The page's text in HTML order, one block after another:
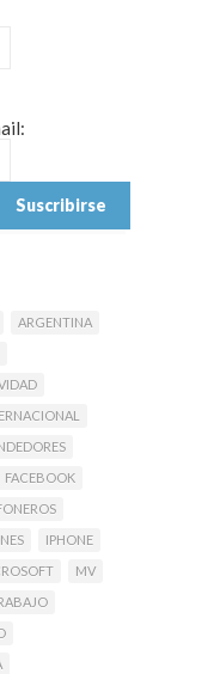
ARGENTINA
FACEBOOK
IPHONE
MV